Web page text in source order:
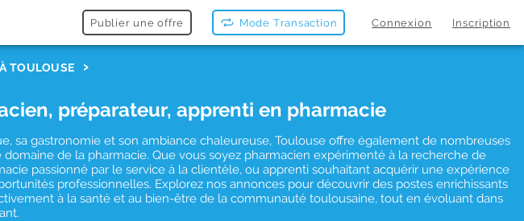
Publier une offre Mode Transaction Connexion Inscription
À TOULOUSE
préparateur, apprenti en pharmacie
sa gastronomie et son ambiance chaleureuse, Toulouse offre également de nombreuses
de la pharmacie. Que vous soyez pharmacien expérimenté à la recherche de
passionné par le service à la clientèle, ou apprenti souhaitant acquérir une expérience
professionnelles. Explorez nos annonces pour découvrir des postes enrichissants
à la santé et au bien-être de la communauté toulousaine, tout en évoluant dans